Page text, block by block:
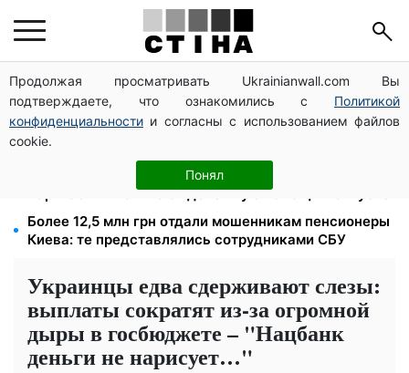
Продолжая просматривать Ukrainianwall.com Вы
подтверждаете, что ознакомились с Политикой
конфиденциальности и согласны с использованием файлов
cookie.
Понял
На Подоле обсудили развитие реабилитации и
рекреации
800 000 грн за инвалидность, 1 млн — семье
погибшего: ПФУ утвердил новые правила выплат
До 12 300 грн на человека: ООН, Красный Крест и
Каритас выплачивают денежную помощь в августе
Более 12,5 млн грн отдали мошенникам пенсионеры
Киева: те представлялись сотрудниками СБУ
Украинцы едва сдерживают слезы:
выплаты сократят из-за огромной
дыры в госбюджете – "Нацбанк
деньги не нарисует…"